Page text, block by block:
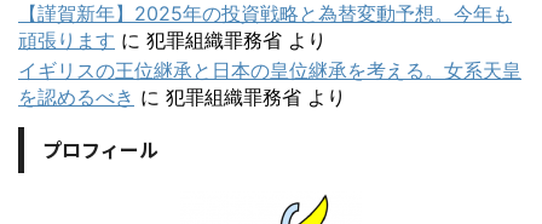
【謹賀新年】2025年の投資戦略と為替変動予想。今年も
頑張ります に 犯罪組織罪務省 より
イギリスの王位継承と日本の皇位継承を考える。女系天皇
を認めるべき に 犯罪組織罪務省 より
プロフィール